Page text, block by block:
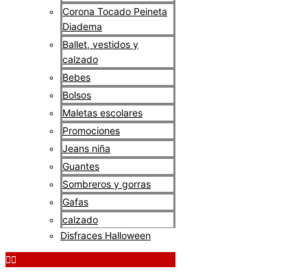
Corona Tocado Peineta
Diadema
Ballet, vestidos y
calzado
Bebes
Bolsos
Maletas escolares
Promociones
Jeans niña
Guantes
Sombreros y gorras
Gafas
calzado
Disfraces Halloween